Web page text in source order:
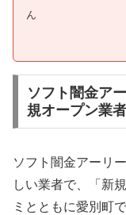
ん
ソフト闇金ア
規オープン業
ソフト闇金アーリ
しい業者で、「新
ミとともに愛別町